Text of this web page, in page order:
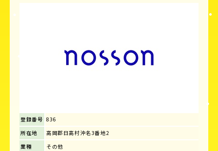
登録番号 836
所在地
高岡郡日高村沖名3番地2
業種
その他